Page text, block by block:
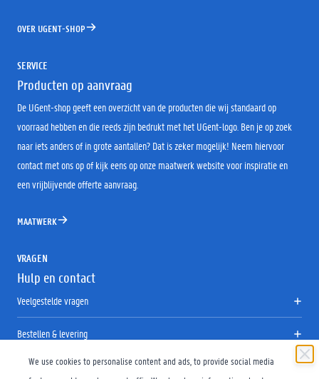
We use cookies to personalise content and ads, to provide social media
OVER UGENT-SHOP
SERVICE
Producten op aanvraag
De UGent-shop geeft een overzicht van de producten die wij standaard op
voorraad hebben en die reeds zijn bedrukt met het UGent-logo. Ben je op zoek
naar iets anders of in grote aantallen? Dat is zeker mogelijk! Neem hiervoor
contact met ons op of kijk eens op onze maatwerk website voor inspiratie en
een vrijblijvende offerte aanvraag.
MAATWERK
VRAGEN
Hulp en contact
Veelgestelde vragen
Bestellen & levering
Retourneren